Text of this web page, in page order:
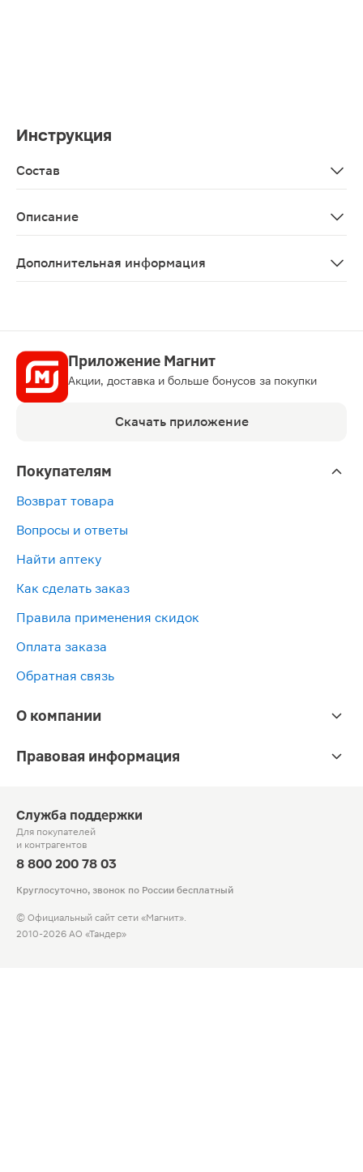
Инструкция
Состав
Описание
Дополнительная информация
Приложение Магнит
Акции, доставка и больше бонусов за покупки
Скачать приложение
Покупателям
Возврат товара
Вопросы и ответы
Найти аптеку
Как сделать заказ
Правила применения скидок
Оплата заказа
Обратная связь
О компании
Правовая информация
Служба поддержки
Для покупателей
и контрагентов
8 800 200 78 03
Круглосуточно, звонок по России бесплатный
© Официальный сайт сети «Магнит».
2010-2026 АО «Тандер»